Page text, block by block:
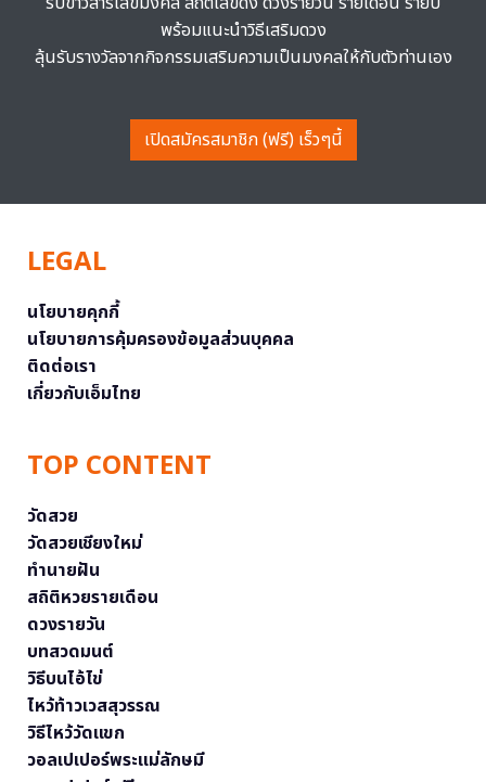
พร้อมแนะนำวิธีเสริมดวง
ลุ้นรับรางวัลจากกิจกรรมเสริมความเป็นมงคลให้กับตัวท่านเอง
เปิดสมัครสมาชิก (ฟรี) เร็วๆนี้
LEGAL
นโยบายคุกกี้
นโยบายการคุ้มครองข้อมูลส่วนบุคคล
ติดต่อเรา
เกี่ยวกับเอ็มไทย
TOP CONTENT
วัดสวย
วัดสวยเชียงใหม่
ทำนายฝัน
สถิติหวยรายเดือน
ดวงรายวัน
บทสวดมนต์
วิธีบนไอ้ไข่
ไหว้ท้าวเวสสุวรรณ
วิธีไหว้วัดแขก
วอลเปเปอร์พระแม่ลักษมี